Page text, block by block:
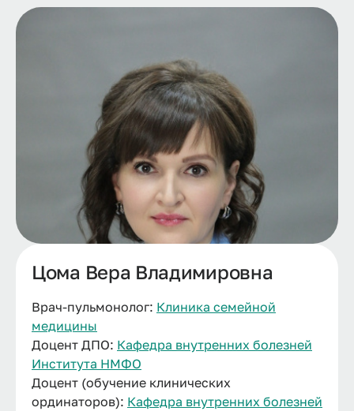
Цома Вера Владимировна
Врач-пульмонолог: Клиника семейной
медицины
Доцент ДПО: Кафедра внутренних болезней
Института НМФО
Доцент (обучение клинических
ординаторов): Кафедра внутренних болезней